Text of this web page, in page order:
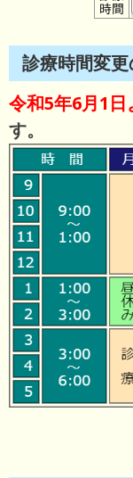
診療時間変
令和5年6月1
す。